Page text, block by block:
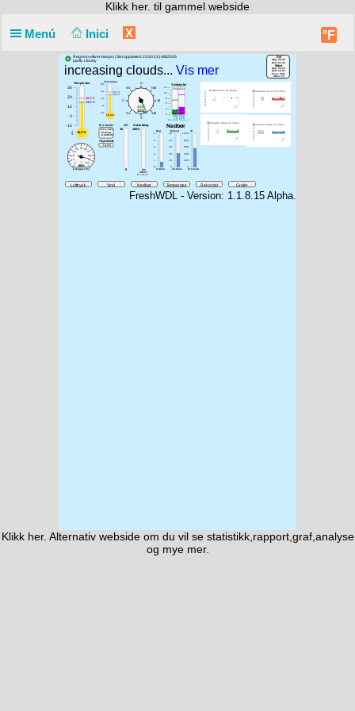
Klikk her. til gammel webside
Menú Inici X °F
Klikk her. Alternativ websideom du vil se statistikk,rapport,graf,analyse
og mye mer.